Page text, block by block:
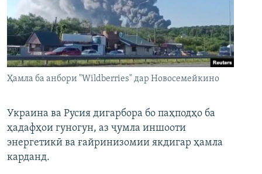
Ҳамла ба анбори "Wildberries" дар Новосемейкино
Украина ва Русия дигарбора бо паҳподҳо ба
ҳадафҳои гуногун, аз ҷумла иншооти
энергетикӣ ва ғайринизомии якдигар ҳамла
карданд.